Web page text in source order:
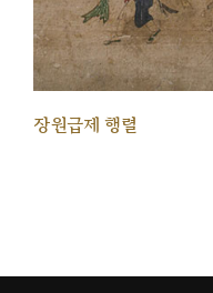
장원급제 행렬